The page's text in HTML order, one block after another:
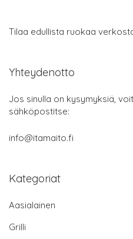
Tilaa edullista ruokaa
Yhteydenotto
Jos sinulla on kysymyksiä,
sähköpostitse:
info@itamaito.fi
Kategoriat
Aasialainen
Grilli